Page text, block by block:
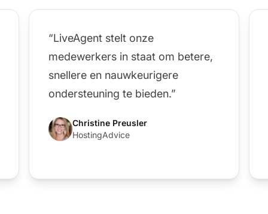
“LiveAgent stelt onze
medewerkers in staat om betere,
snellere en nauwkeurigere
ondersteuning te bieden.”
Christine Preusler
HostingAdvice